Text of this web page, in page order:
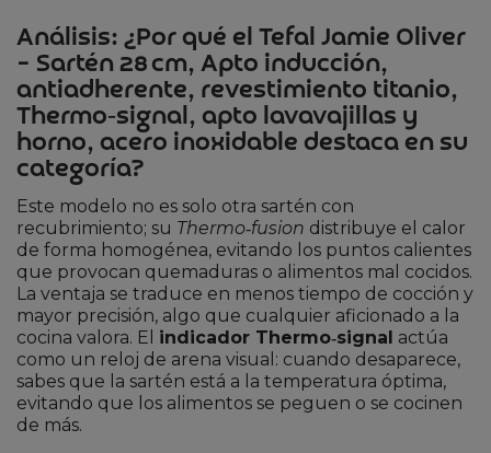
Análisis: ¿Por qué el Tefal Jamie Oliver
– Sartén 28 cm, Apto inducción,
antiadherente, revestimiento titanio,
Thermo‑signal, apto lavavajillas y
horno, acero inoxidable destaca en su
categoría?
Este modelo no es solo otra sartén con
recubrimiento; su Thermo‑fusion distribuye el calor
de forma homogénea, evitando los puntos calientes
que provocan quemaduras o alimentos mal cocidos.
La ventaja se traduce en menos tiempo de cocción y
mayor precisión, algo que cualquier aficionado a la
cocina valora. El indicador Thermo‑signal actúa
como un reloj de arena visual: cuando desaparece,
sabes que la sartén está a la temperatura óptima,
evitando que los alimentos se peguen o se cocinen
de más.